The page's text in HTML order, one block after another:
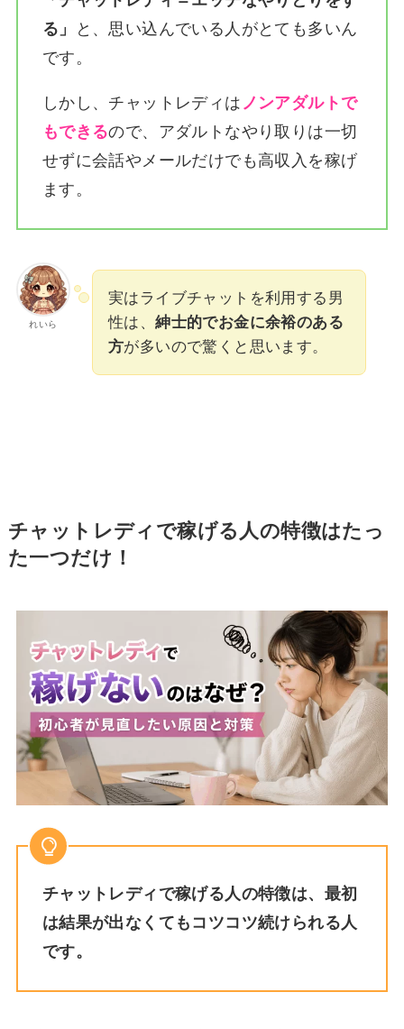
る」
と、思い込んでいる人がとても多いん
です。
しかし、チャットレディは ノンアダルトで
もできるので、アダルトなやり取りは一切
せずに会話やメールだけでも高収入を稼げ
ます。
れいら
実はライブチャットを利用する男
性は、紳士的でお金に余裕のある
方が多いので驚くと思います。
チャットレディで稼げる人の特徴はたっ
た一つだけ！
チャットレディで稼げる人の特徴は、最初
は結果が出なくてもコツコツ続けられる人
です。